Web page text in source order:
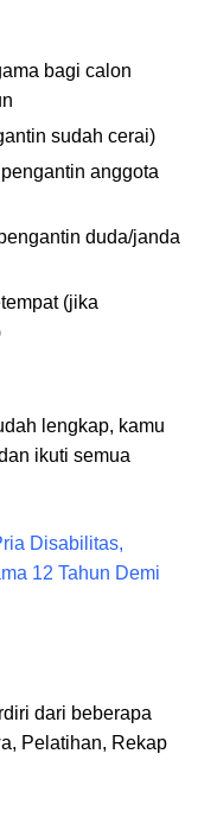
bagi calon
sudah cerai)
anggota
duda/janda
(jika
lengkap, kamu
ikuti semua
Disabilitas,
12 Tahun Demi
dari beberapa
Pelatihan, Rekap